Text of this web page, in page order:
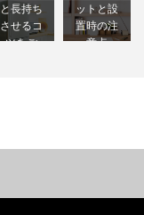
と長持ち
させるコ
ツをご
ットと設
置時の注
意点